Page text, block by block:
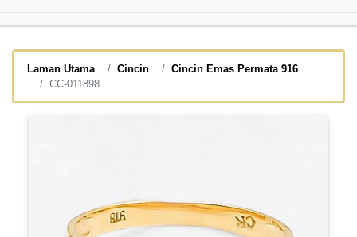
Laman Utama Cincin
Cincin Emas Permata 916
CC-011898